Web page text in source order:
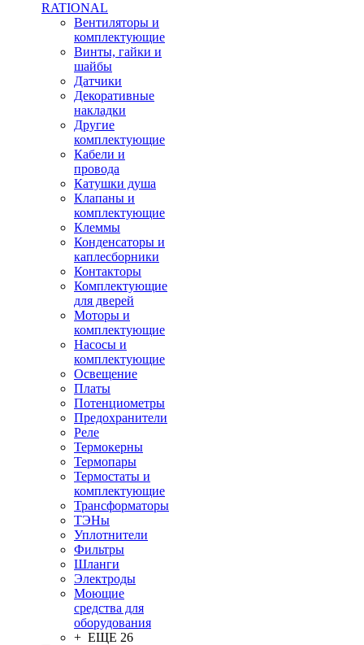
RATIONAL
Вентиляторы и
комплектующие
Винты, гайки и
шайбы
Датчики
Декоративные
накладки
Другие
комплектующие
Кабели и
провода
Катушки душа
Клапаны и
комплектующие
Клеммы
Конденсаторы и
каплесборники
Контакторы
Комплектующие
для дверей
Моторы и
комплектующие
Насосы и
комплектующие
Освещение
Платы
Потенциометры
Предохранители
Реле
Термокерны
Термопары
Термостаты и
комплектующие
Трансформаторы
ТЭНы
Уплотнители
Фильтры
Шланги
Электроды
Моющие
средства для
оборудования
+ ЕЩЕ 26